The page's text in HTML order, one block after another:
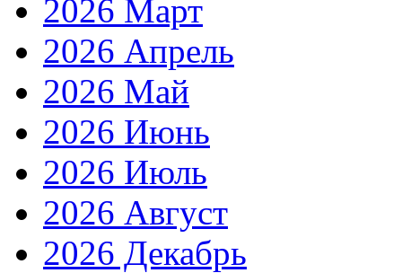
2026 Март
2026 Апрель
2026 Май
2026 Июнь
2026 Июль
2026 Август
2026 Декабрь